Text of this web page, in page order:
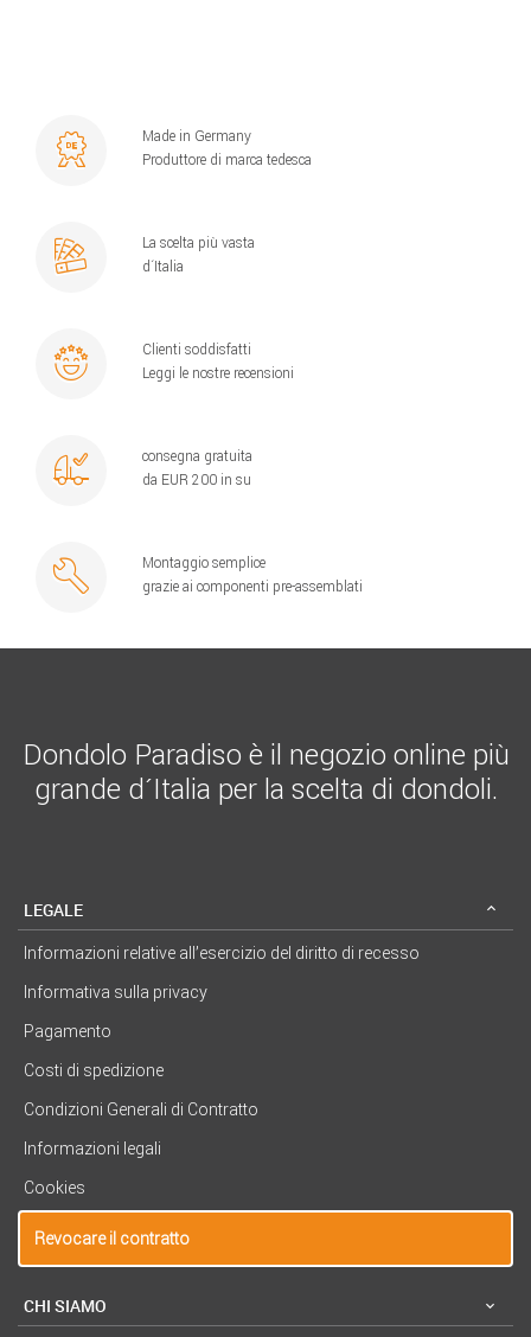
Made in Germany
Produttore di marca tedesca
La scelta più vasta
d´Italia
Clienti soddisfatti
Leggi le nostre recensioni
consegna gratuita
da EUR 200 in su
Montaggio semplice
grazie ai componenti pre-assemblati
Dondolo Paradiso è il negozio online più
grande d´Italia per la scelta di dondoli.
LEGALE
Informazioni relative all’esercizio del diritto di recesso
Informativa sulla privacy
Pagamento
Costi di spedizione
Condizioni Generali di Contratto
Informazioni legali
Cookies
Revocare il contratto
CHI SIAMO